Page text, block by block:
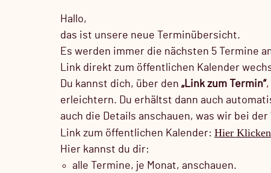
Hallo,
das ist unsere neue Terminübersicht.
Es werden immer die nächsten 5 Termine
Link direkt zum öffentlichen Kalender
Du kannst dich, über den „Link zum Termin“
erleichtern. Du erhältst dann auch
auch die Details anschauen, was wir bei
Link zum öffentlichen Kalender: Hier Klicken
Hier kannst du dir:
alle Termine, je Monat, anschauen.